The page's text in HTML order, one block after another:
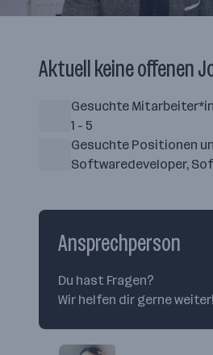
Aktuell keine offenen
Gesuchte
1 - 5
Gesuchte Positionen
Softwaredeveloper,
Ansprechperson
Du hast Fragen?
Wir helfen dir gerne weiter!